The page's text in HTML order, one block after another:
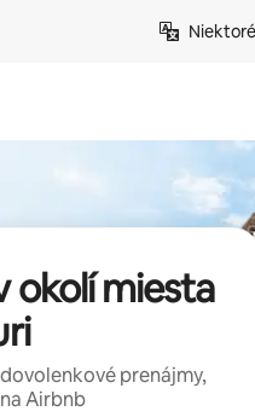
okolí miesta
prenájmy,
Airbnb